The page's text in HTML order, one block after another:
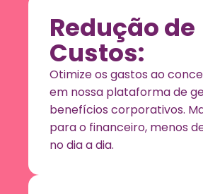
Redução de
Custos:
Otimize os gastos ao
em nossa plataforma de
benefícios corporativos.
para o financeiro, menos
no dia a dia.